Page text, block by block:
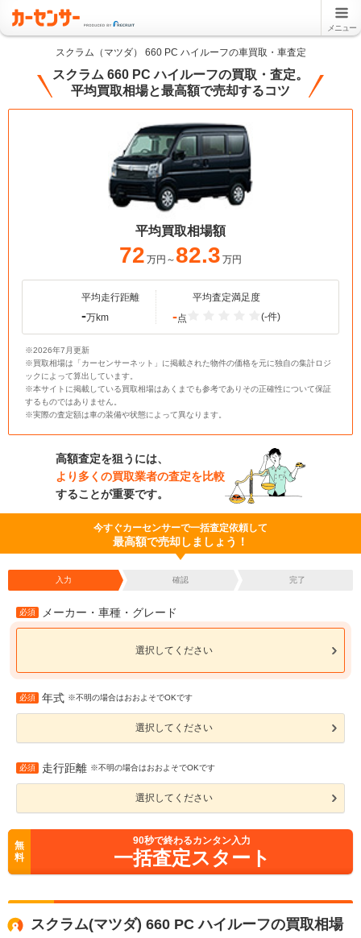
メニュー
スクラム（マツダ） 660 PC ハイルーフの車買取・車査定
スクラム 660 PC ハイルーフの買取・査定。
平均買取相場と最高額で売却するコツ
平均買取相場額
72 万円～ 82.3 万円
平均走行距離
-万km
平均査定満足度
-点 (-件)
※2026年7月更新
※買取相場は「カーセンサーネット」に掲載された物件の価格を元に独自の集計ロジ
ックによって算出しています。
※本サイトに掲載している買取相場はあくまでも参考でありその正確性について保証
するものではありません。
※実際の査定額は車の装備や状態によって異なります。
高額査定を狙うには、
より多くの買取業者の査定を比較
することが重要です。
今すぐカーセンサーで一括査定依頼して
最高額で売却しましょう！
入力 確認 完了
必須 メーカー・車種・グレード
選択してください
必須 年式 ※不明の場合はおおよそでOKです
選択してください
必須 走行距離 ※不明の場合はおおよそでOKです
選択してください
無
料
90秒で終わるカンタン入力
一括査定スタート
スクラム(マツダ) 660 PC ハイルーフの買取相場